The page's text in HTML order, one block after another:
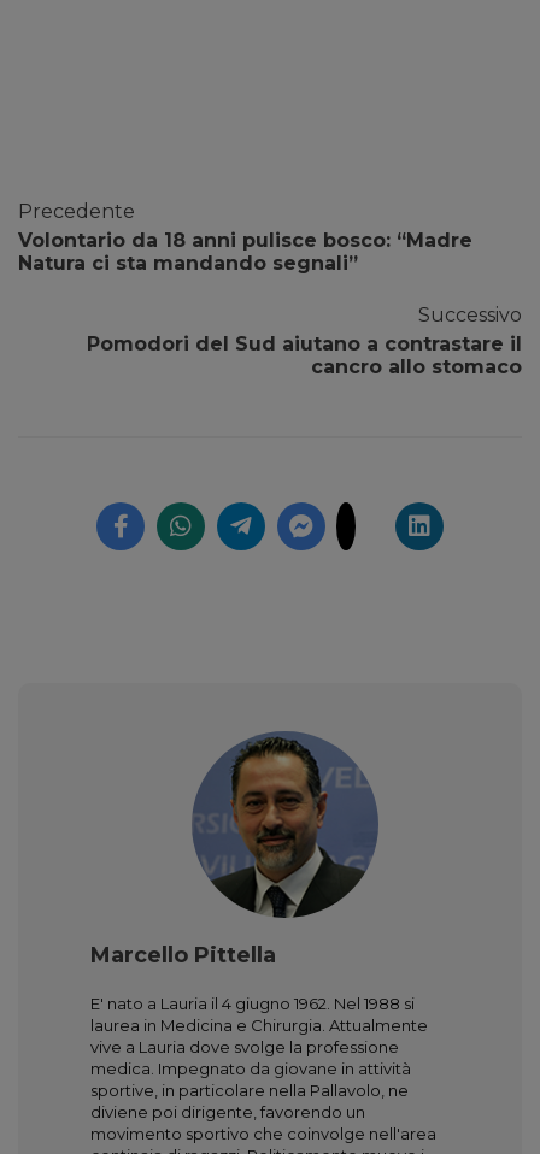
Precedente
Volontario da 18 anni pulisce bosco: “Madre
Natura ci sta mandando segnali”
Successivo
Pomodori del Sud aiutano a contrastare il
cancro allo stomaco
Marcello Pittella
E' nato a Lauria il 4 giugno 1962. Nel 1988 si
laurea in Medicina e Chirurgia. Attualmente
vive a Lauria dove svolge la professione
medica. Impegnato da giovane in attività
sportive, in particolare nella Pallavolo, ne
diviene poi dirigente, favorendo un
movimento sportivo che coinvolge nell'area